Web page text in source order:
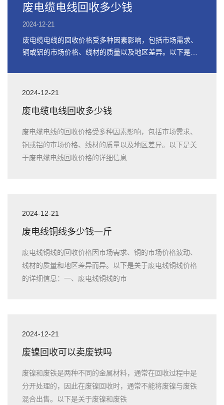
废电缆电线回收多少钱
2024-12-21
废电缆电线的回收价格受多种因素影响，包括市场需求、
铜或铝的市场价格、线材的质量以及地区差异。以下是关
2024-12-21
废电缆电线回收多少钱
废电缆电线的回收价格受多种因素影响，包括市场需求、
铜或铝的市场价格、线材的质量以及地区差异。以下是关
于废电缆电线回收价格的详细信息
2024-12-21
废电线铜线多少钱一斤
废电线铜线的回收价格因市场需求、铜的市场价格波动、
线材的质量和地区差异而异。以下是关于废电线铜线价格
的详细信息：一、废电线铜线的市
2024-12-21
废镍回收可以卖废铁吗
废镍和废铁是两种不同的金属材料，通常在回收过程中是
分开处理的，因此在废镍回收时，通常不能将废镍与废铁
混合出售。以下是关于废镍和废铁